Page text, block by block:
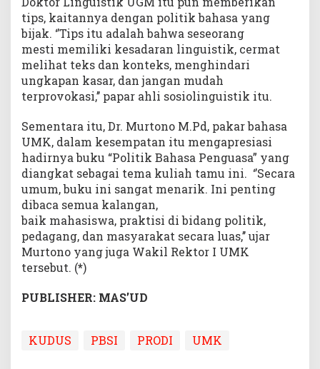
tips, kaitannya dengan politik bahasa yang
bijak. ‘’Tips itu adalah bahwa seseorang
mesti memiliki kesadaran linguistik, cermat
melihat teks dan konteks, menghindari
ungkapan kasar, dan jangan mudah
terprovokasi,’’ papar ahli sosiolinguistik itu.
Sementara itu, Dr. Murtono M.Pd, pakar bahasa
UMK, dalam kesempatan itu mengapresiasi
hadirnya buku “Politik Bahasa Penguasa” yang
diangkat sebagai tema kuliah tamu ini. ‘’Secara
umum, buku ini sangat menarik. Ini penting
dibaca semua kalangan,
baik mahasiswa, praktisi di bidang politik,
pedagang, dan masyarakat secara luas,’’ ujar
Murtono yang juga Wakil Rektor I UMK
tersebut. (*)
PUBLISHER: MAS’UD
KUDUS PBSI PRODI UMK